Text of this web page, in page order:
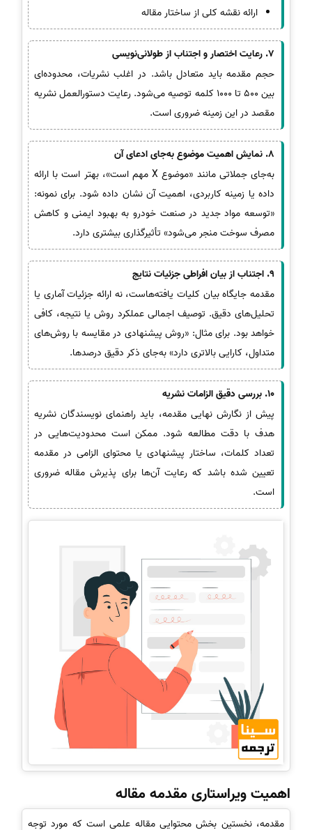
ارائه نقشه کلی از ساختار مقاله
7. رعایت اختصار و اجتناب از طولانی‌نویسی
حجم مقدمه باید متعادل باشد. در اغلب نشریات، محدوده‌ای
بین 500 تا 1000 کلمه توصیه می‌شود. رعایت دستورالعمل نشریه
مقصد در این زمینه ضروری است.
8. نمایش اهمیت موضوع به‌جای ادعای آن
به‌جای جملاتی مانند «موضوع X مهم است»، بهتر است با ارائه
داده یا زمینه کاربردی، اهمیت آن نشان داده شود. برای نمونه:
«توسعه مواد جدید در صنعت خودرو به بهبود ایمنی و کاهش
مصرف سوخت منجر می‌شود» تأثیرگذاری بیشتری دارد.
9. اجتناب از بیان افراطی جزئیات نتایج
مقدمه جایگاه بیان کلیات یافته‌هاست، نه ارائه جزئیات آماری یا
تحلیل‌های دقیق. توصیف اجمالی عملکرد روش یا نتیجه، کافی
خواهد بود. برای مثال: «روش پیشنهادی در مقایسه با روش‌های
متداول، کارایی بالاتری دارد» به‌جای ذکر دقیق درصدها.
10. بررسی دقیق الزامات نشریه
پیش از نگارش نهایی مقدمه، باید راهنمای نویسندگان نشریه
هدف با دقت مطالعه شود. ممکن است محدودیت‌هایی در
تعداد کلمات، ساختار پیشنهادی یا محتوای الزامی در مقدمه
تعیین شده باشد که رعایت آن‌ها برای پذیرش مقاله ضروری
است.
اهمیت ویراستاری مقدمه مقاله
مقدمه، نخستین بخش محتوایی مقاله علمی است که مورد توجه